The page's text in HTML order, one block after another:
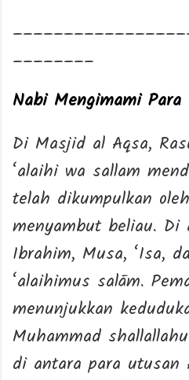
________
Nabi Mengimami Para
Di Masjid al Aqsa,
‘alaihi wa sallam
telah dikumpulkan
menyambut beliau. Di
Ibrahim, Musa, ‘Isa,
‘alaihimus salām.
menunjukkan
Muhammad
di antara para utusan